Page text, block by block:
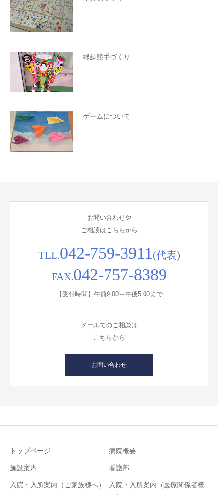
縁起熊手づくり
ゲームについて
お問い合わせや
ご相談はこちらから
TEL.042-759-3911 (代表)
FAX.042-757-8389
【受付時間】午前9:00～午後5:00まで
メールでのご相談は
こちらから
お問い合わせ
トップページ 病院概要
施設案内 看護部
入院・入所案内（ご家族様へ）
入院・入所案内（医療関係者様